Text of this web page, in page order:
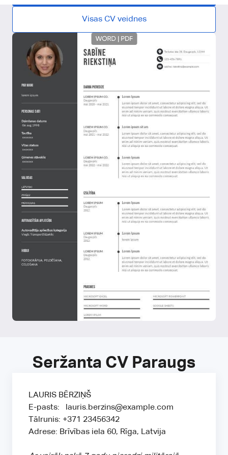
Visas CV veidnes
Seržanta CV Paraugs
LAURIS BĒRZIŅŠ
E-pasts: lauris.berzins@example.com
Tālrunis: +371 23456342
Adrese: Brīvības iela 60, Rīga, Latvija